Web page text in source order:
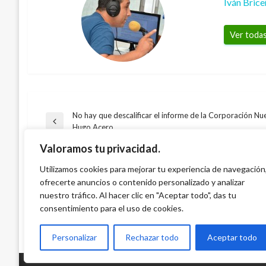
Valoramos tu privacidad.
Utilizamos cookies para mejorar tu experiencia de navegación,
ofrecerte anuncios o contenido personalizado y analizar
nuestro tráfico. Al hacer clic en "Aceptar todo", das tu
consentimiento para el uso de cookies.
Personalizar Rechazar todo Aceptar todo
Ver
Navegación
de
entradas
Entrada
No hay que descalificar el informe de la Corporación
Hugo Acero
TAMBIÉN PODRÍA GUSTARTE
Entre lágrimas, Arturo Vidal asegura
accidente
Andres Felipe Gama miércoles junio 17, 2015
DEPORTES
A 100 días de iniciar los Juegos
prometen no decepcionar
Iván Briceño miércoles abril 18, 2012